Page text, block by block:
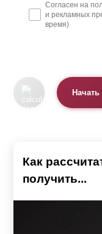
Согласен на
и рекламных
время)
Начать
Как
получить...